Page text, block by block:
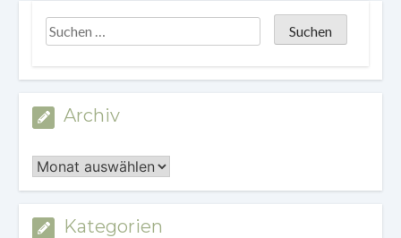
Archiv
Archiv
Kategorien